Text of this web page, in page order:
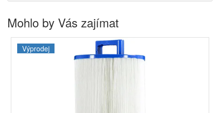
Mohlo by Vás zajímat
Výprodej